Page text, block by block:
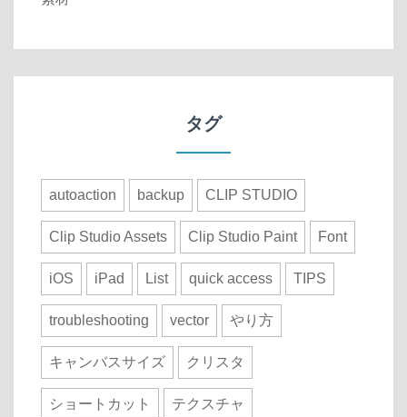
タグ
autoaction backup CLIP STUDIO
Clip Studio Assets Clip Studio Paint Font
iOS iPad List quick access TIPS
troubleshooting vector やり方
キャンバスサイズ クリスタ
ショートカット テクスチャ